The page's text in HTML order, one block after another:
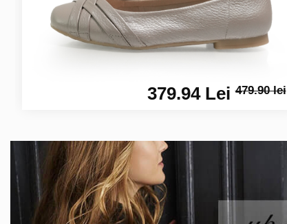
379.94 Lei479.90 lei